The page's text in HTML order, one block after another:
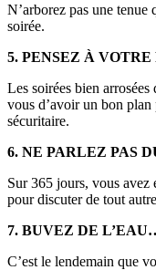
N’arborez pas une tenue
soirée.
5. PENSEZ À
Les soirées bien
vous d’avoir un bon
sécuritaire.
6. NE PARLEZ PAS
Sur 365 jours, vous
pour discuter de tout
7. BUVEZ DE
C’est le lendemain que